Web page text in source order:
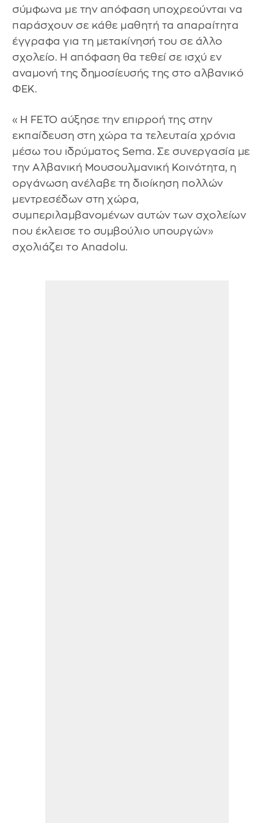
σύμφωνα με την απόφαση υποχρεούνται να
παράσχουν σε κάθε μαθητή τα απαραίτητα
έγγραφα για τη μετακίνησή του σε άλλο
σχολείο. Η απόφαση θα τεθεί σε ισχύ εν
αναμονή της δημοσίευσής της στο αλβανικό
ΦΕΚ.
«Η FETO αύξησε την επιρροή της στην
εκπαίδευση στη χώρα τα τελευταία χρόνια
μέσω του ιδρύματος Sema. Σε συνεργασία με
την Αλβανική Μουσουλμανική Κοινότητα, η
οργάνωση ανέλαβε τη διοίκηση πολλών
μεντρεσέδων στη χώρα,
συμπεριλαμβανομένων αυτών των σχολείων
που έκλεισε το συμβούλιο υπουργών»
σχολιάζει το Anadolu.